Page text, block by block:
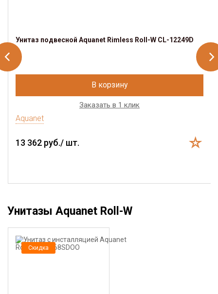
Унитаз подвесной Aquanet Rimless Roll-W CL-12249D
В корзину
Заказать в 1 клик
Aquanet
13 362 руб./ шт.
Унитазы Aquanet Roll-W
Скидка